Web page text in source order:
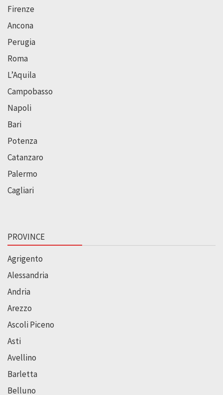
Firenze
Ancona
Perugia
Roma
L’Aquila
Campobasso
Napoli
Bari
Potenza
Catanzaro
Palermo
Cagliari
PROVINCE
Agrigento
Alessandria
Andria
Arezzo
Ascoli Piceno
Asti
Avellino
Barletta
Belluno